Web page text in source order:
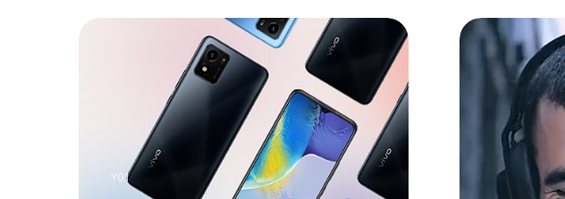
Y01